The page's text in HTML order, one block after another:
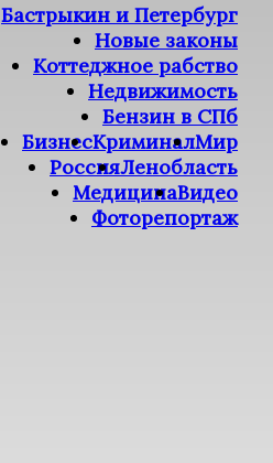
Бастрыкин и Петербург
Новые законы
Коттеджное рабство
Недвижимость
Бензин в СПб
БизнесКриминалМир
РоссияЛенобласть
МедицинаВидео
Фоторепортаж